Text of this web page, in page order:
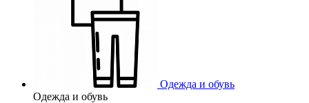
Одежда и обувь
Одежда и обувь